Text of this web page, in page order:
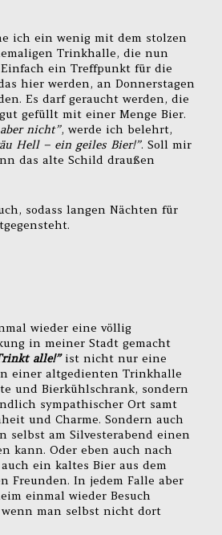
ich ein wenig mit dem stolzen
Trinkhalle, die nun
ein Treffpunkt für die
hier werden, an Donnerstagen
Es darf geraucht werden, die
gefüllt mit einer Menge Bier.
nicht”, werde ich belehrt,
Hell – ein geiles Bier!”. Soll mir
das alte Schild draußen
sodass langen Nächten für
wieder eine völlig
in meiner Stadt gemacht
alle!” ist nicht nur eine
einer altgedienten Trinkhalle
und Bierkühlschrank, sondern
sympathischer Ort samt
und Charme. Sondern auch
selbst am Silvesterabend einen
kann. Oder eben auch nach
ein kaltes Bier aus dem
Freunden. In jedem Falle aber
einmal wieder Besuch
man selbst nicht dort